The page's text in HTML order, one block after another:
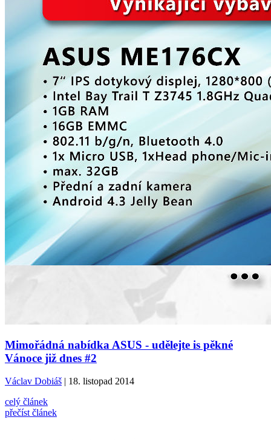
Mimořádná nabídka ASUS - udělejte is pěkné
Vánoce již dnes #2
Václav Dobiáš | 18. listopad 2014
celý článek
přečíst článek